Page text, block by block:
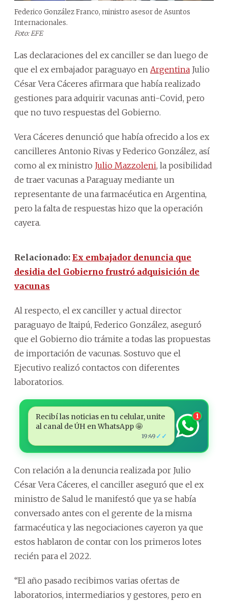
Federico González Franco, ministro asesor de Asuntos
Internacionales.
Foto: EFE
Las declaraciones del ex canciller se dan luego de
que el ex embajador paraguayo en Argentina Julio
César Vera Cáceres afirmara que había realizado
gestiones para adquirir vacunas anti-Covid, pero
que no tuvo respuestas del Gobierno.
Vera Cáceres denunció que había ofrecido a los ex
cancilleres Antonio Rivas y Federico González, así
como al ex ministro Julio Mazzoleni, la posibilidad
de traer vacunas a Paraguay mediante un
representante de una farmacéutica en Argentina,
pero la falta de respuestas hizo que la operación
cayera.
Relacionado: Ex embajador denuncia que
desidia del Gobierno frustró adquisición de
vacunas
Al respecto, el ex canciller y actual director
paraguayo de Itaipú, Federico González, aseguró
que el Gobierno dio trámite a todas las propuestas
de importación de vacunas. Sostuvo que el
Ejecutivo realizó contactos con diferentes
laboratorios.
Recibí las noticias en tu celular, unite
al canal de ÚH en WhatsApp 🤩
19:49 ✓✓
1
Con relación a la denuncia realizada por Julio
César Vera Cáceres, el canciller aseguró que el ex
ministro de Salud le manifestó que ya se había
conversado antes con el gerente de la misma
farmacéutica y las negociaciones cayeron ya que
estos hablaron de contar con los primeros lotes
recién para el 2022.
“El año pasado recibimos varias ofertas de
laboratorios, intermediarios y gestores, pero en